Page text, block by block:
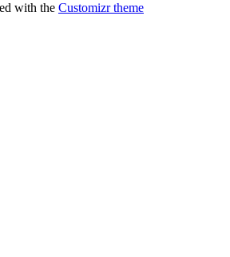
with the Customizr theme